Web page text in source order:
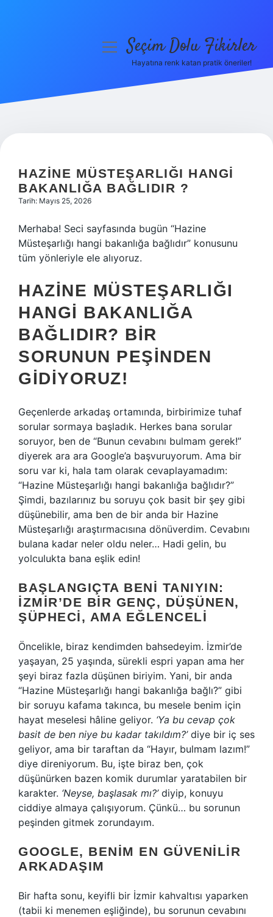
Hakkımızda
menüyüSeçim Dolu Fikirler
Hayatına renk katan pratik öneriler!
HAZINE MÜSTEŞARLIĞI HANGI
BAKANLIĞA BAĞLIDIR ?
Tarih: Mayıs 25, 2026
Merhaba! Seci sayfasında bugün “Hazine
Müsteşarlığı hangi bakanlığa bağlıdır” konusunu
tüm yönleriyle ele alıyoruz.
HAZINE MÜSTEŞARLIĞI
HANGI BAKANLIĞA
BAĞLIDIR? BIR
SORUNUN PEŞINDEN
GIDIYORUZ!
Geçenlerde arkadaş ortamında, birbirimize tuhaf
sorular sormaya başladık. Herkes bana sorular
soruyor, ben de “Bunun cevabını bulmam gerek!”
diyerek ara ara Google’a başvuruyorum. Ama bir
soru var ki, hala tam olarak cevaplayamadım:
“Hazine Müsteşarlığı hangi bakanlığa bağlıdır?”
Şimdi, bazılarınız bu soruyu çok basit bir şey gibi
düşünebilir, ama ben de bir anda bir Hazine
Müsteşarlığı araştırmacısına dönüverdim. Cevabını
bulana kadar neler oldu neler… Hadi gelin, bu
yolculukta bana eşlik edin!
BAŞLANGIÇTA BENI TANIYIN:
İZMIR’DE BIR GENÇ, DÜŞÜNEN,
ŞÜPHECI, AMA EĞLENCELI
Öncelikle, biraz kendimden bahsedeyim. İzmir’de
yaşayan, 25 yaşında, sürekli espri yapan ama her
şeyi biraz fazla düşünen biriyim. Yani, bir anda
“Hazine Müsteşarlığı hangi bakanlığa bağlı?” gibi
bir soruyu kafama takınca, bu mesele benim için
hayat meselesi hâline geliyor. ‘Ya bu cevap çok
basit de ben niye bu kadar takıldım?’diye bir iç ses
geliyor, ama bir taraftan da “Hayır, bulmam lazım!”
diye direniyorum. Bu, işte biraz ben, çok
düşünürken bazen komik durumlar yaratabilen bir
karakter. ‘Neyse, başlasak mı?’diyip, konuyu
ciddiye almaya çalışıyorum. Çünkü… bu sorunun
peşinden gitmek zorundayım.
GOOGLE, BENIM EN GÜVENILIR
ARKADAŞIM
Bir hafta sonu, keyifli bir İzmir kahvaltısı yaparken
(tabii ki menemen eşliğinde), bu sorunun cevabını